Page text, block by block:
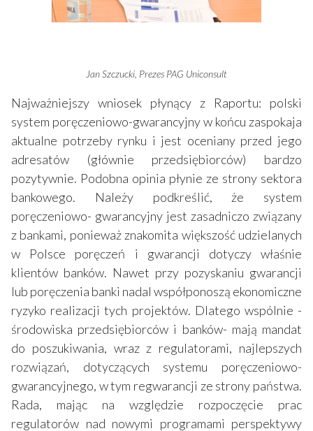
Jan Szczucki, Prezes PAG Uniconsult
Najważniejszy wniosek płynący z Raportu: polski
system poręczeniowo-gwarancyjny w końcu zaspokaja
aktualne potrzeby rynku i jest oceniany przed jego
adresatów (głównie przedsiębiorców) bardzo
pozytywnie. Podobna opinia płynie ze strony sektora
bankowego. Należy podkreślić, że system
poręczeniowo- gwarancyjny jest zasadniczo związany
z bankami, ponieważ znakomita większość udzielanych
w Polsce poręczeń i gwarancji dotyczy właśnie
klientów banków. Nawet przy pozyskaniu gwarancji
lub poręczenia banki nadal współponoszą ekonomiczne
ryzyko realizacji tych projektów. Dlatego wspólnie -
środowiska przedsiębiorców i banków- mają mandat
do poszukiwania, wraz z regulatorami, najlepszych
rozwiązań, dotyczących systemu poręczeniowo-
gwarancyjnego, w tym regwarancji ze strony państwa.
Rada, mając na względzie rozpoczęcie prac
regulatorów nad nowymi programami perspektywy